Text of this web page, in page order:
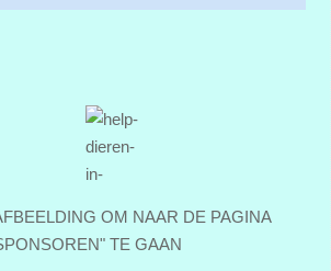
OM NAAR DE PAGINA
TE GAAN